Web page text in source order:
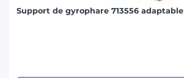
Support de gyrophare 713556 adaptable